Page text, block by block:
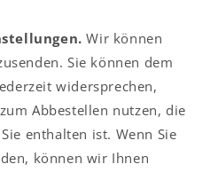
Wir können
Sie können dem
widersprechen,
Abbestellen nutzen, die
enthalten ist. Wenn Sie
können wir Ihnen